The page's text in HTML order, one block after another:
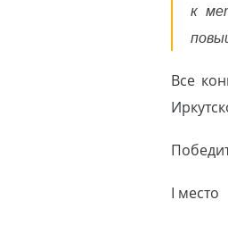
к
Все
I место